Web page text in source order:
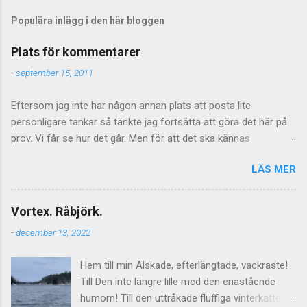
Populära inlägg i den här bloggen
Plats för kommentarer
-september 15, 2011
Eftersom jag inte har någon annan plats att posta lite
personligare tankar så tänkte jag fortsätta att göra det här på
prov. Vi får se hur det går. Men för att det ska kännas
ha något litet med saken att göra. Vilket föranleder mig att
tillfälligtvis stänga av kommentarerna för de mer personliga
inläggen. Jag vill inte stänga av kommentarer helt och hållet
eftersom jag tycker att de är givande som helhet och även om
tongångarna ibland blir hårda så kan de ge upphov till mycket
personliga sakerna så får det lova att bli åtminstone lite mer
direktrelaterat. Så för det mer gängse framväxande
diskussionsmaterialet - kommentera här istället. Jag lägger
LÄS MER
Vortex. Råbjörk.
-december 13, 2022
Hem till min Älskade, efterlängtade, vackraste!
Till Den inte längre lille med den enastående
humorn! Till den uttråkade fluffiga vinterkatten.